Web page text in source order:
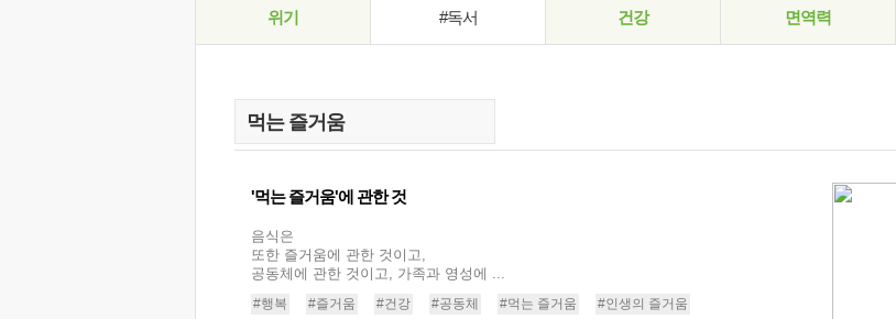
위기 #독서 건강 면역력
'먹는 즐거움'에 관한 것
음식은
또한 즐거움에 관한 것이고,
공동체에 관한 것이고, 가족과 영성에 ...
#행복 #즐거움 #건강 #공동체 #먹는 즐거움 #인생의 즐거움